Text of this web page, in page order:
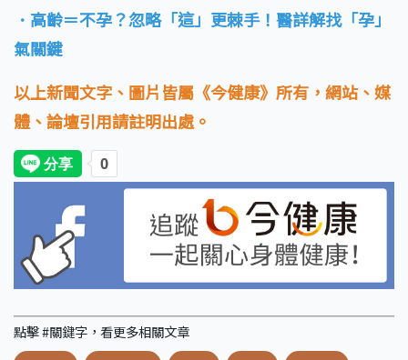
．高齡＝不孕？忽略「這」更棘手！醫詳解找「孕」
氣關鍵
以上新聞文字、圖片皆屬《今健康》所有，網站、媒
體、論壇引用請註明出處。
點擊 #關鍵字，看更多相關文章